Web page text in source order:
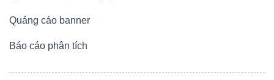
Quảng cáo banner
Báo cáo phân tích